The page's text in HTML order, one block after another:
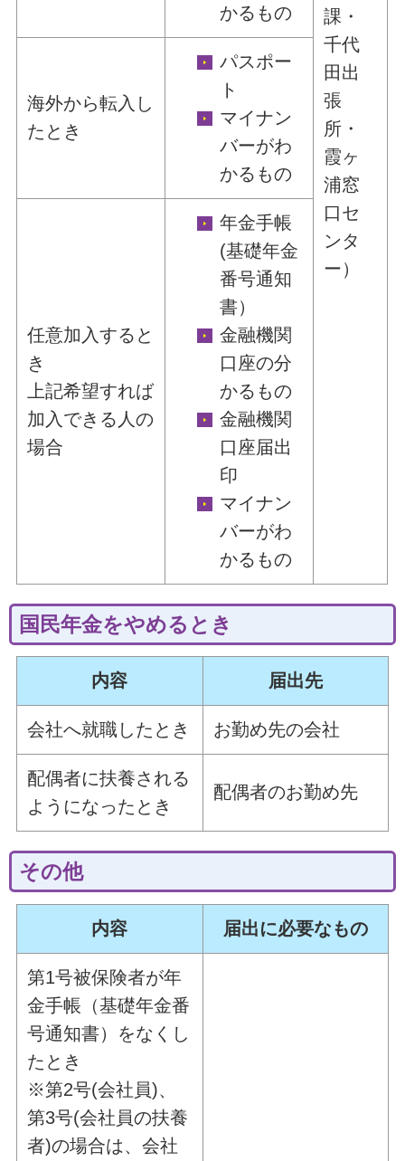
課・
千代
田出
張
所・
霞ヶ
浦窓
口セ
ンタ
ー）
かるもの
海外から転入し
たとき
パスポー
ト
マイナン
バーがわ
かるもの
任意加入すると
き
上記希望すれば
加入できる人の
場合
年金手帳
(基礎年金
番号通知
書）
金融機関
口座の分
かるもの
金融機関
口座届出
印
マイナン
バーがわ
かるもの
国民年金をやめるとき
内容 届出先
会社へ就職したとき お勤め先の会社
配偶者に扶養される
ようになったとき
配偶者のお勤め先
その他
内容 届出に必要なもの
第1号被保険者が年
金手帳（基礎年金番
号通知書）をなくし
たとき
※第2号(会社員)、
第3号(会社員の扶養
者)の場合は、会社